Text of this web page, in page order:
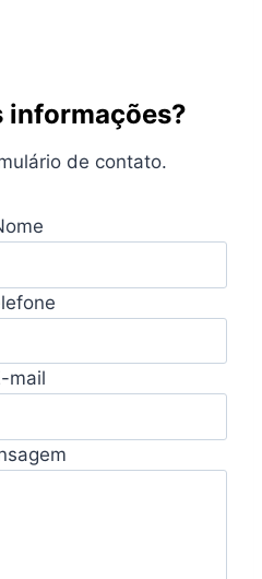
informações?
de contato.
mail